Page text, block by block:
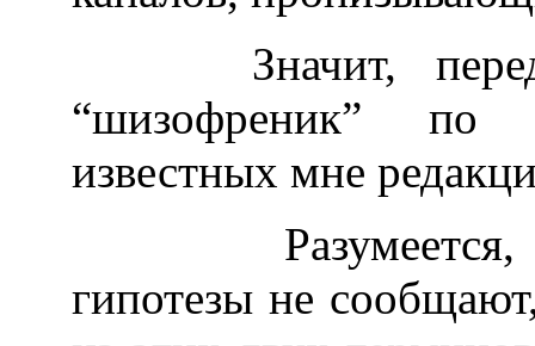
Значит, перед
“шизофреник” по
известных мне
Разумеется,
гипотезы не